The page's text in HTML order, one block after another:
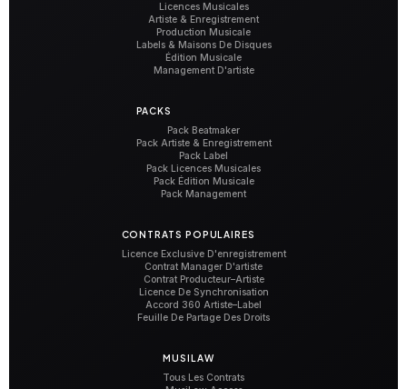
Licences Musicales
Artiste & Enregistrement
Production Musicale
Labels & Maisons De Disques
Édition Musicale
Management D'artiste
PACKS
Pack Beatmaker
Pack Artiste & Enregistrement
Pack Label
Pack Licences Musicales
Pack Édition Musicale
Pack Management
CONTRATS POPULAIRES
Licence Exclusive D'enregistrement
Contrat Manager D'artiste
Contrat Producteur–Artiste
Licence De Synchronisation
Accord 360 Artiste–Label
Feuille De Partage Des Droits
MUSILAW
Tous Les Contrats